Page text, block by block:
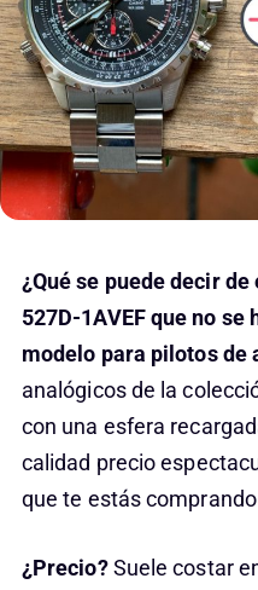
¿Qué se puede decir
527D-1AVEF que no se
modelo para pilotos de
analógicos de la
con una esfera
calidad precio
que te estás
¿Precio?Suele costar